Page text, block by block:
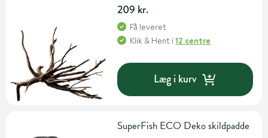
209 kr.
Få leveret
Klik & Hent i12 centre
Læg i kurv
SuperFish ECO Deko skildpadde